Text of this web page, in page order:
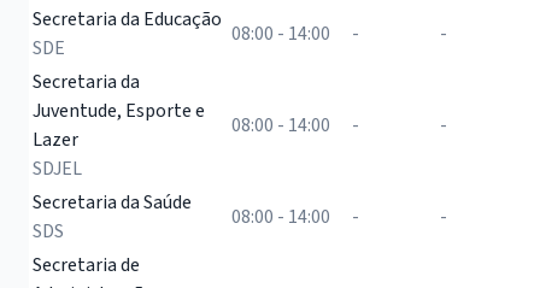
Secretaria da Educação
SDE
08:00 - 14:00 -
-
Secretaria da
Juventude, Esporte e
Lazer
SDJEL
08:00 - 14:00 - -
Secretaria da Saúde
SDS
08:00 - 14:00 -
-
Secretaria de